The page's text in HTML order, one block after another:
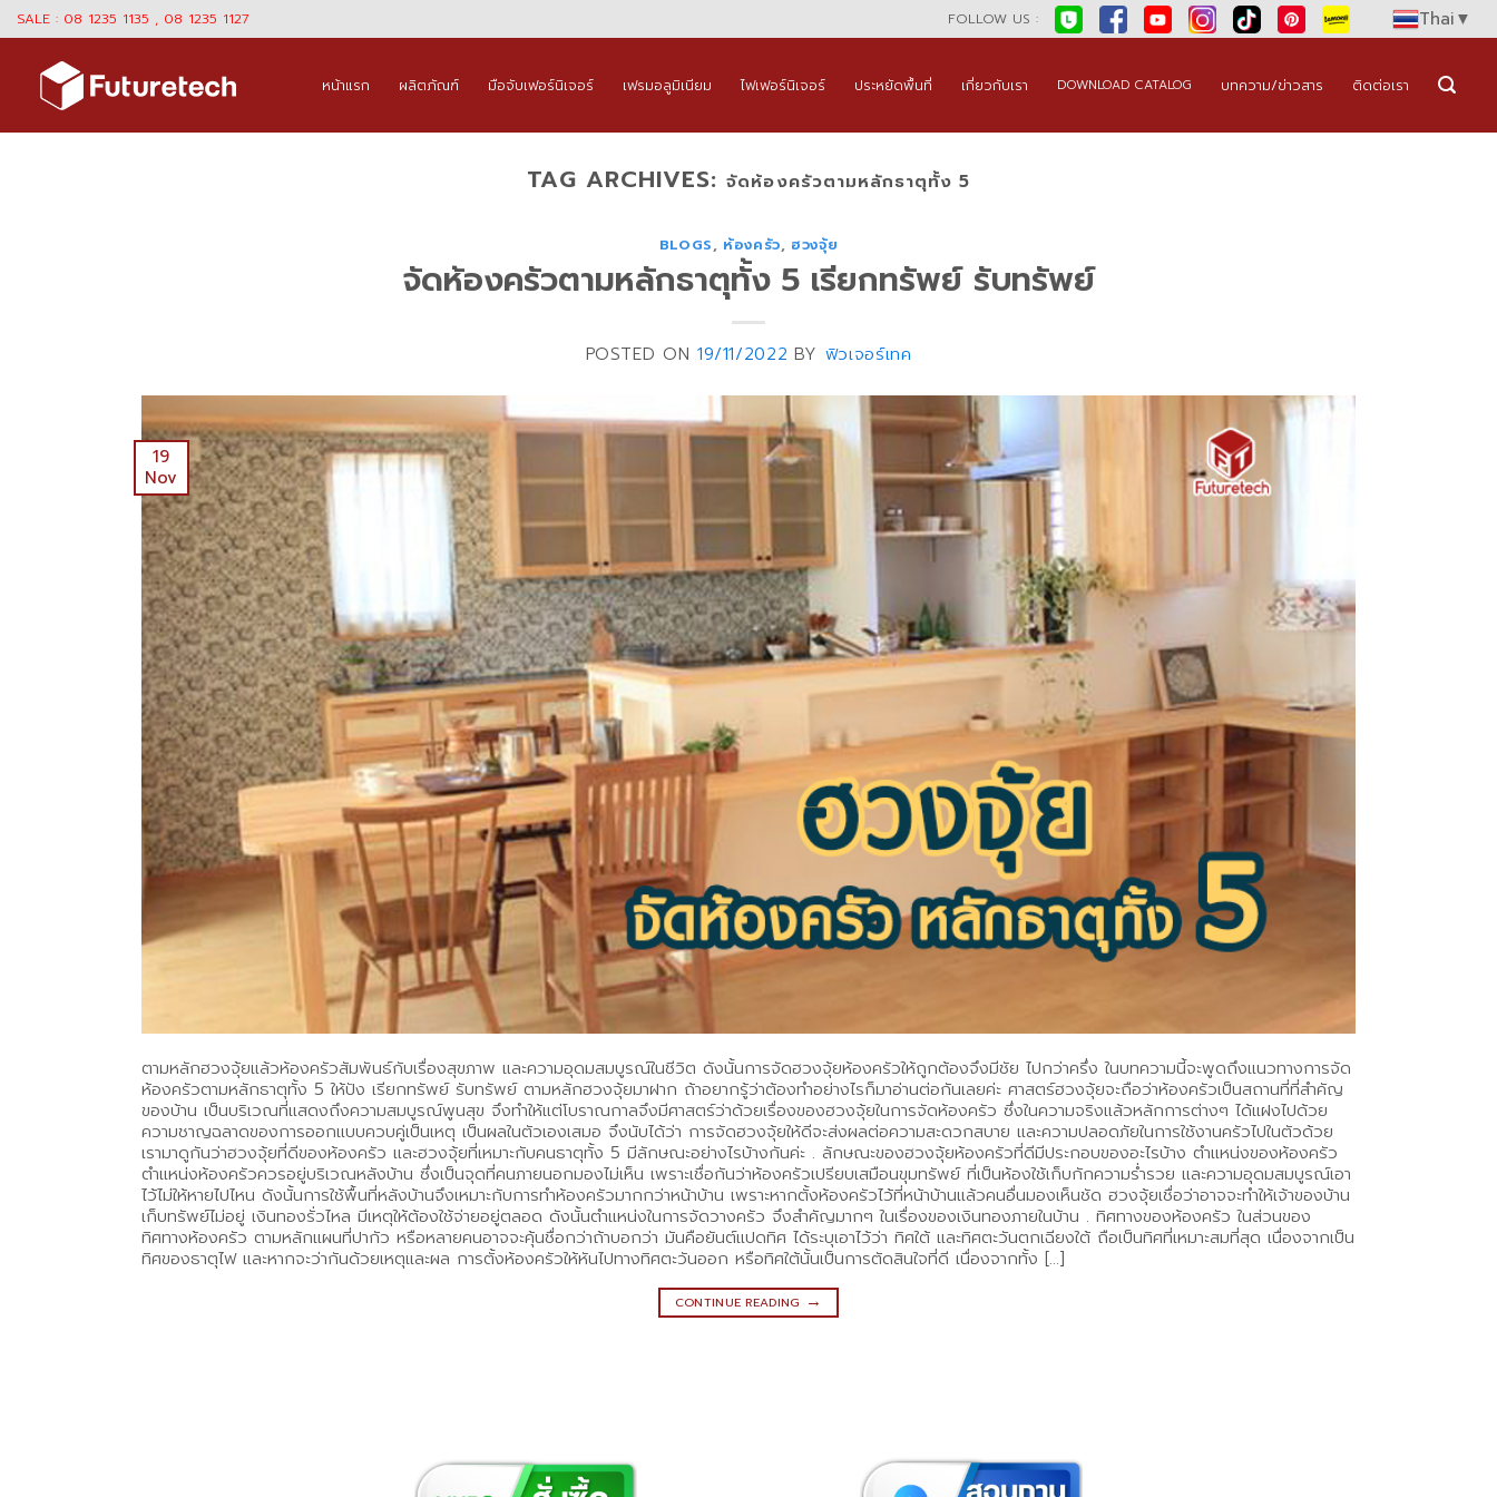
Skip
to
content
SALE : 08 1235 1135 , 08 1235 1127 FOLLOW US : Thai▼
หน้าแรก ผลิตภัณฑ์ มือจับเฟอร์นิเจอร์ เฟรมอลูมิเนียม ไฟเฟอร์นิเจอร์ ประหยัดพื้นที่ เกี่ยวกับเรา DOWNLOAD CATALOG บทความ/ข่าวสาร ติดต่อเรา
TAG ARCHIVES:จัดห้องครัวตามหลักธาตุทั้ง 5
BLOGS, ห้องครัว, ฮวงจุ้ย
จัดห้องครัวตามหลักธาตุทั้ง 5 เรียกทรัพย์ รับทรัพย์
POSTED ON 19/11/2022 BY ฟิวเจอร์เทค
19
Nov
ตามหลักฮวงจุ้ยแล้วห้องครัวสัมพันธ์กับเรื่องสุขภาพ และความอุดมสมบูรณ์ในชีวิต ดังนั้นการจัดฮวงจุ้ยห้องครัวให้ถูกต้องจึงมีชัย ไปกว่าครึ่ง ในบทความนี้จะพูดถึงแนวทางการจัด
ห้องครัวตามหลักธาตุทั้ง 5 ให้ปัง เรียกทรัพย์ รับทรัพย์ ตามหลักฮวงจุ้ยมาฝาก ถ้าอยากรู้ว่าต้องทำอย่างไรก็มาอ่านต่อกันเลยค่ะ ศาสตร์ฮวงจุ้ยจะถือว่าห้องครัวเป็นสถานที่ที่สำคัญ
ของบ้าน เป็นบริเวณที่แสดงถึงความสมบูรณ์พูนสุข จึงทำให้แต่โบราณกาลจึงมีศาสตร์ว่าด้วยเรื่องของฮวงจุ้ยในการจัดห้องครัว ซึ่งในความจริงแล้วหลักการต่างๆ ได้แฝงไปด้วย
ความชาญฉลาดของการออกแบบควบคู่เป็นเหตุ เป็นผลในตัวเองเสมอ จึงนับได้ว่า การจัดฮวงจุ้ยให้ดีจะส่งผลต่อความสะดวกสบาย และความปลอดภัยในการใช้งานครัวไปในตัวด้วย
เรามาดูกันว่าฮวงจุ้ยที่ดีของห้องครัว และฮวงจุ้ยที่เหมาะกับคนธาตุทั้ง 5 มีลักษณะอย่างไรบ้างกันค่ะ . ลักษณะของฮวงจุ้ยห้องครัวที่ดีมีประกอบของอะไรบ้าง ตำแหน่งของห้องครัว
ตำแหน่งห้องครัวควรอยู่บริเวณหลังบ้าน ซึ่งเป็นจุดที่คนภายนอกมองไม่เห็น เพราะเชื่อกันว่าห้องครัวเปรียบเสมือนขุมทรัพย์ ที่เป็นห้องใช้เก็บกักความร่ำรวย และความอุดมสมบูรณ์เอา
ไว้ไม่ให้หายไปไหน ดังนั้นการใช้พื้นที่หลังบ้านจึงเหมาะกับการทำห้องครัวมากกว่าหน้าบ้าน เพราะหากตั้งห้องครัวไว้ที่หน้าบ้านแล้วคนอื่นมองเห็นชัด ฮวงจุ้ยเชื่อว่าอาจจะทำให้เจ้าของบ้าน
เก็บทรัพย์ไม่อยู่ เงินทองรั่วไหล มีเหตุให้ต้องใช้จ่ายอยู่ตลอด ดังนั้นตำแหน่งในการจัดวางครัว จึงสำคัญมากๆ ในเรื่องของเงินทองภายในบ้าน . ทิศทางของห้องครัว ในส่วนของ
ทิศทางห้องครัว ตามหลักแผนที่ปากัว หรือหลายคนอาจจะคุ้นชื่อกว่าถ้าบอกว่า มันคือยันต์แปดทิศ ได้ระบุเอาไว้ว่า ทิศใต้ และทิศตะวันตกเฉียงใต้ ถือเป็นทิศที่เหมาะสมที่สุด เนื่องจากเป็น
ทิศของธาตุไฟ และหากจะว่ากันด้วยเหตุและผล การตั้งห้องครัวให้หันไปทางทิศตะวันออก หรือทิศใต้นั้นเป็นการตัดสินใจที่ดี เนื่องจากทั้ง […]
CONTINUE READING →